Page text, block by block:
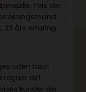
Hvis der
22 års erfaring
uden bøvl.
regner det
kunder der